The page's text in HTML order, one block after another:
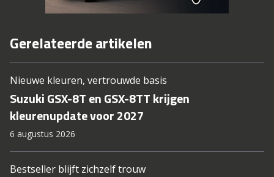
Gerelateerde artikelen
Nieuwe kleuren, vertrouwde basis
Suzuki GSX-8T en GSX-8TT krijgen
kleurenupdate voor 2027
6 augustus 2026
Bestseller blijft zichzelf trouw